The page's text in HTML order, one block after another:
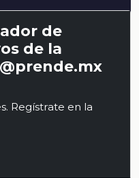
de
de la
Regístrate en la